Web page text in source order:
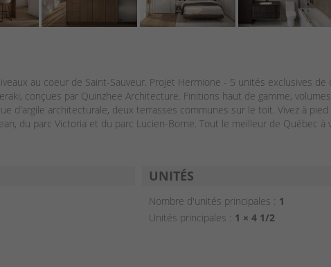
au coeur de Saint-Sauveur. Projet Hermione - 5 unités exclusives
conçues par Quinzhee Architecture. Finitions haut de gamme,
d'argile architecturale, deux terrasses communes sur le toit. Vivez à pied
du parc Victoria et du parc Lucien-Borne. Tout le meilleur de Québec
UNITÉS
Nombre d'unités principales : 1
Unités principales : 1 × 4 1/2